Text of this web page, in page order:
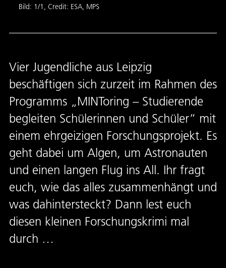
Bild: 1/1 , Credit: ESA, MPS
Vier Jugendliche aus Leipzig
beschäftigen sich zurzeit im Rahmen des
Programms „MINToring – Studierende
begleiten Schülerinnen und Schüler“ mit
einem ehrgeizigen Forschungsprojekt. Es
geht dabei um Algen, um Astronauten
und einen langen Flug ins All. Ihr fragt
euch, wie das alles zusammenhängt und
was dahintersteckt? Dann lest euch
diesen kleinen Forschungskrimi mal
durch …